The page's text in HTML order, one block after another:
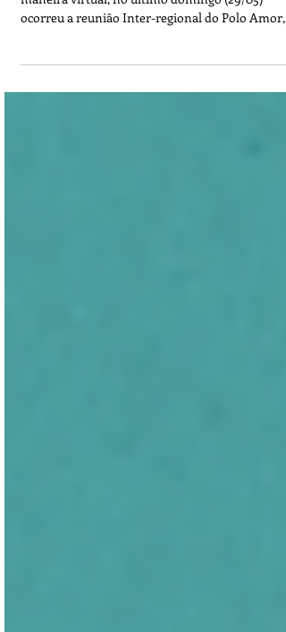
reunião do Polo Amor
maneira virtual, no último domingo (29/05)
ocorreu a reunião Inter-regional do Polo Amor,...